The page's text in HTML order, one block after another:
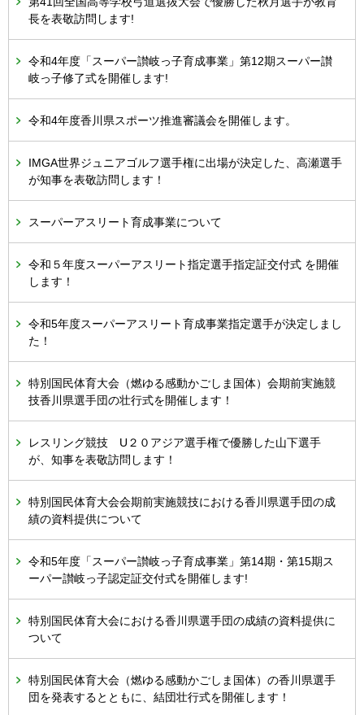
長を表敬訪問します!
令和4年度「スーパー讃岐っ子育成事業」第12期スーパー讃
岐っ子修了式を開催します!
令和4年度香川県スポーツ推進審議会を開催します。
IMGA世界ジュニアゴルフ選手権に出場が決定した、高瀬選手
が知事を表敬訪問します！
スーパーアスリート育成事業について
令和５年度スーパーアスリート指定選手指定証交付式 を開催
します！
令和5年度スーパーアスリート育成事業指定選手が決定しまし
た！
特別国民体育大会（燃ゆる感動かごしま国体）会期前実施競
技香川県選手団の壮行式を開催します！
レスリング競技 U２０アジア選手権で優勝した山下選手
が、知事を表敬訪問します！
特別国民体育大会会期前実施競技における香川県選手団の成
績の資料提供について
令和5年度「スーパー讃岐っ子育成事業」第14期・第15期ス
ーパー讃岐っ子認定証交付式を開催します!
特別国民体育大会における香川県選手団の成績の資料提供に
ついて
特別国民体育大会（燃ゆる感動かごしま国体）の香川県選手
団を発表するとともに、結団壮行式を開催します！